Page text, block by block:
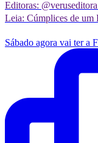
Editoras:
Leia: Cúmplices de um
Sábado agora vai ter a